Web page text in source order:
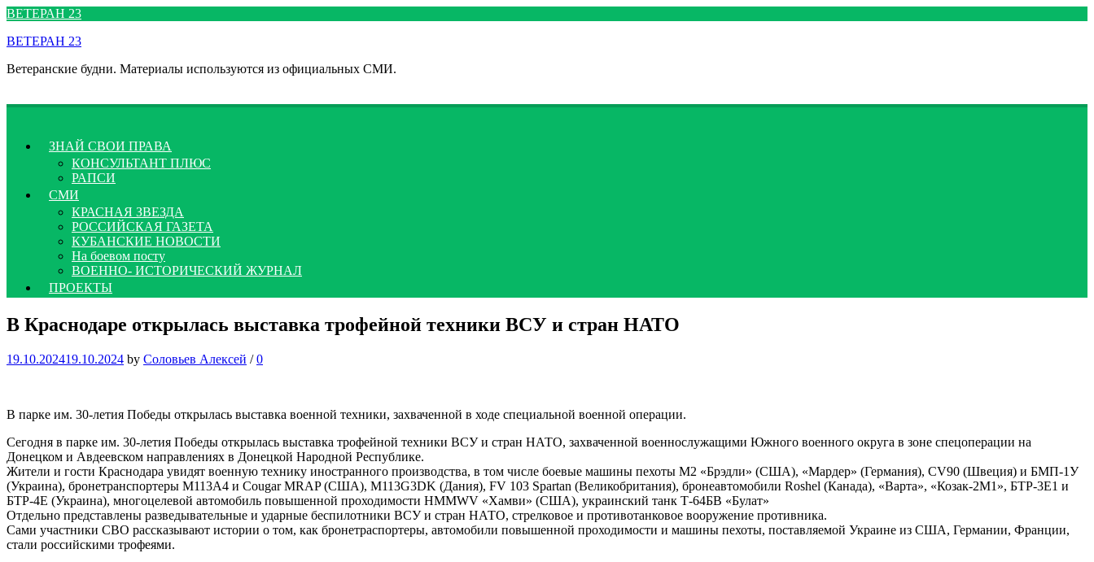
Перейти
содержимому
ВЕТЕРАН 23
ВЕТЕРАН 23
Ветеранские будни. Материалы используются из официальных СМИ.
ЗНАЙ СВОИ ПРАВА
КОНСУЛЬТАНТ ПЛЮС
РАПСИ
СМИ
КРАСНАЯ ЗВЕЗДА
РОССИЙСКАЯ ГАЗЕТА
КУБАНСКИЕ НОВОСТИ
На боевом посту
ВОЕННО- ИСТОРИЧЕСКИЙ ЖУРНАЛ
ПРОЕКТЫ
В Краснодаре открылась выставка трофейной техники ВСУ и стран НАТО
19.10.202419.10.2024 by Соловьев Алексей / 0
В парке им. 30-летия Победы открылась выставка военной техники, захваченной в ходе специальной военной операции.
Сегодня в парке им. 30-летия Победы открылась выставка трофейной техники ВСУ и стран НАТО, захваченной военнослужащими Южного военного округа в зоне спецоперации на
Донецком и Авдеевском направлениях в Донецкой Народной Республике.
Жители и гости Краснодара увидят военную технику иностранного производства, в том числе боевые машины пехоты М2 «Брэдли» (США), «Мардер» (Германия), CV90 (Швеция) и БМП-1У
(Украина), бронетранспортеры М113А4 и Cougar MRAP (США), М113G3DK (Дания), FV 103 Spartan (Великобритания), бронеавтомобили Roshel (Канада), «Варта», «Козак-2М1», БТР-3Е1 и
БТР-4Е (Украина), многоцелевой автомобиль повышенной проходимости HMMWV «Хамви» (США), украинский танк Т-64БВ «Булат»
Отдельно представлены разведывательные и ударные беспилотники ВСУ и стран НАТО, стрелковое и противотанковое вооружение противника.
Сами участники СВО рассказывают истории о том, как бронетраспортеры, автомобили повышенной проходимости и машины пехоты, поставляемой Украине из США, Германии, Франции,
стали российскими трофеями.